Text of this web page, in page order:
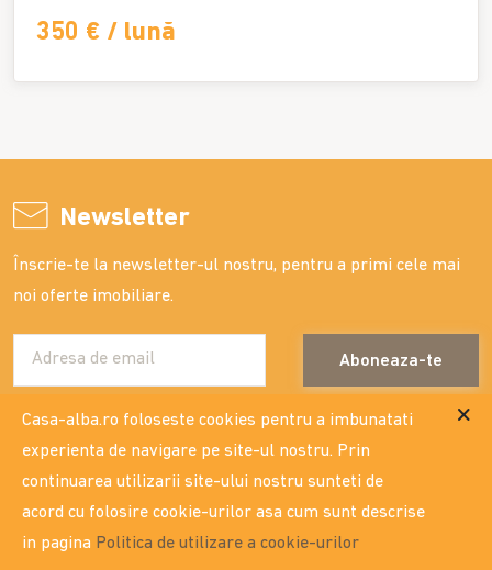
350 € / lună
Newsletter
Înscrie-te la newsletter-ul nostru, pentru a primi cele mai
noi oferte imobiliare.
Aboneaza-te
contact
Casa-alba.ro foloseste cookies pentru a imbunatati
experienta de navigare pe site-ul nostru. Prin
continuarea utilizarii site-ului nostru sunteti de
acord cu folosire cookie-urilor asa cum sunt descrise
in pagina Politica de utilizare a cookie-urilor